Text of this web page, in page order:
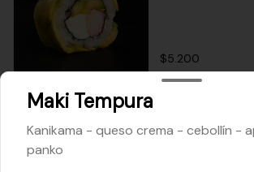
$5.200
Queso crema -
Maki Tempura
Kanikama - queso crema - cebollín -
panko